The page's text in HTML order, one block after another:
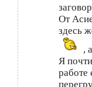
От
здесь
,
Я
работе